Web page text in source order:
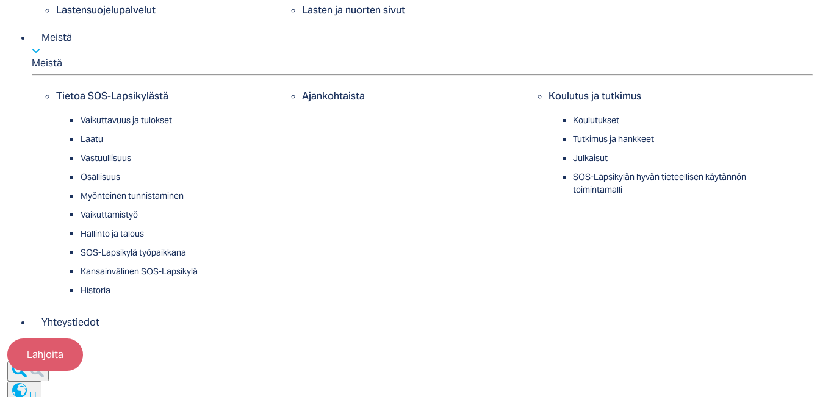
Lastensuojelupalvelut Lasten ja nuorten sivut
Meistä
Meistä
Tietoa SOS-Lapsikylästä
Vaikuttavuus ja tulokset
Laatu
Vastuullisuus
Osallisuus
Myön­tei­nen tun­nis­ta­minen
Vaikuttamistyö
Hallinto ja talous
SOS-Lapsikylä työpaikkana
Kansainvälinen SOS-Lapsikylä
Historia
Ajankohtaista Koulutus ja tutkimus
Koulutukset
Tutkimus ja hankkeet
Julkaisut
SOS-Lapsikylän hyvän tieteellisen käytännön
toimintamalli
Yhteystiedot
Lahjoita
FI